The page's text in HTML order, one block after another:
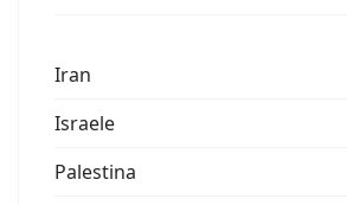
Iran
Israele
Palestina